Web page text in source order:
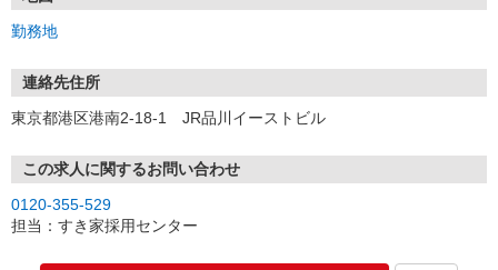
勤務地
連絡先住所
東京都港区港南2-18-1 JR品川イーストビル
この求人に関するお問い合わせ
0120-355-529
担当：すき家採用センター